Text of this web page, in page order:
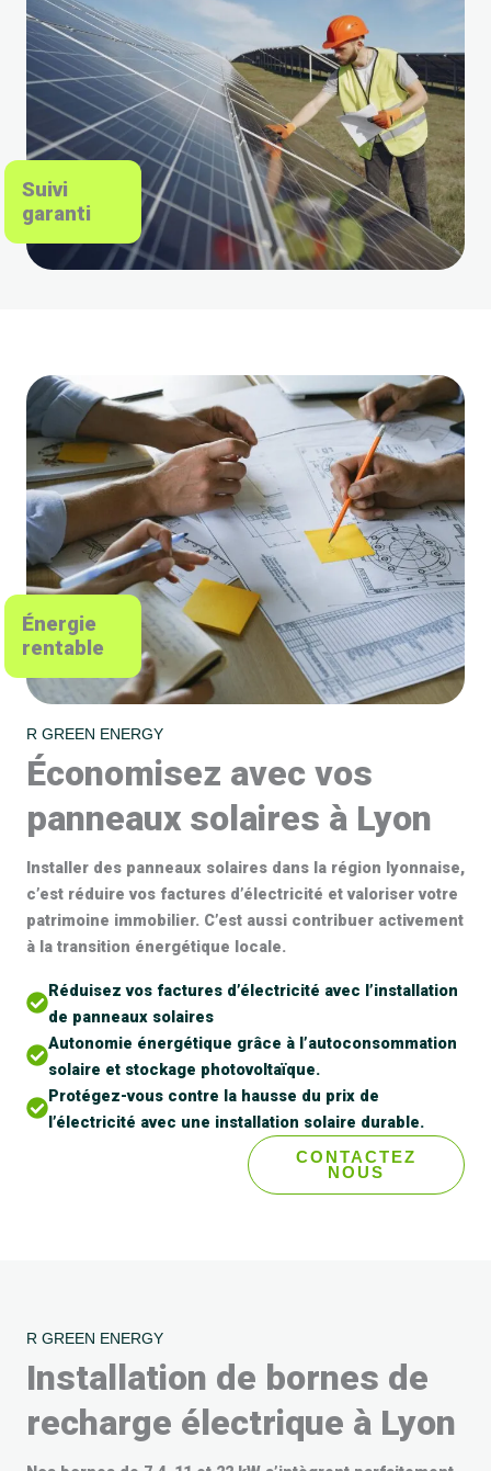
Suivi
garanti
Énergie
rentable
R GREEN ENERGY
Économisez avec vos
panneaux solaires à Lyon
Installer des panneaux solaires dans la région lyonnaise,
c’est réduire vos factures d’électricité et valoriser votre
patrimoine immobilier. C’est aussi contribuer activement
à la transition énergétique locale.
Réduisez vos factures d’électricité avec l’installation
de panneaux solaires
Autonomie énergétique grâce à l’autoconsommation
solaire et stockage photovoltaïque.
Protégez-vous contre la hausse du prix de
l’électricité avec une installation solaire durable.
CONTACTEZ
NOUS
R GREEN ENERGY
Installation de bornes de
recharge électrique à Lyon